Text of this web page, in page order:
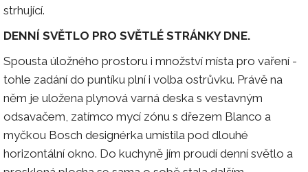
strhující.
DENNÍ SVĚTLO PRO SVĚTLÉ STRÁNKY DNE.
Spousta úložného prostoru i množství místa pro vaření -
tohle zadání do puntíku plní i volba ostrůvku. Právě na
něm je uložena plynová varná deska s vestavným
odsavačem, zatímco mycí zónu s dřezem Blanco a
myčkou Bosch designérka umístila pod dlouhé
horizontální okno. Do kuchyně jím proudí denní světlo a